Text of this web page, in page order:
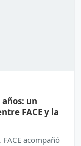
un
FACE y la
acompañó